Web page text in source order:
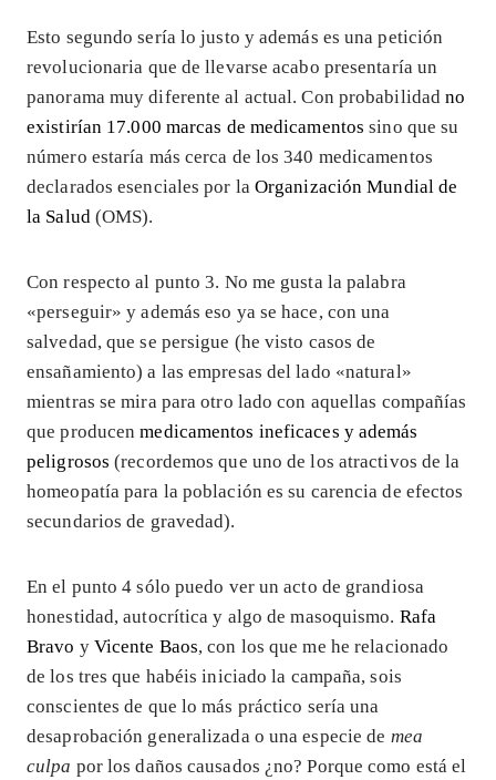
Esto segundo sería lo justo y además es una petición
revolucionaria que de llevarse acabo presentaría un
panorama muy diferente al actual. Con probabilidadno
existirían 17.000 marcas de medicamentos sino que su
número estaría más cerca de los 340 medicamentos
declarados esenciales por la Organización Mundial de
la Salud (OMS).
Con respecto al punto 3. No me gusta la palabra
«perseguir» y además eso ya se hace, con una
salvedad, que se persigue (he visto casos de
ensañamiento) a las empresas del lado «natural»
mientras se mira para otro lado con aquellas compañías
que producenmedicamentos ineficaces y además
peligrosos (recordemos que uno de los atractivos de la
homeopatía para la población es su carencia de efectos
secundarios de gravedad).
En el punto 4 sólo puedo ver un acto de grandiosa
honestidad, autocrítica y algo de masoquismo. Rafa
Bravo y Vicente Baos, con los que me he relacionado
de los tres que habéis iniciado la campaña, sois
conscientes de que lo más práctico sería una
desaprobación generalizada o una especie de mea
culpa por los daños causados ¿no? Porque como está el